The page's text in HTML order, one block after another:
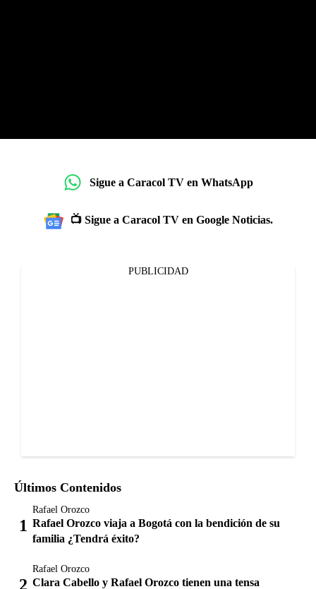
Sigue a Caracol TV en WhatsApp
📺 Sigue a Caracol TV en Google Noticias.
PUBLICIDAD
Últimos Contenidos
Rafael Orozco
Rafael Orozco viaja a Bogotá con la bendición de su
familia ¿Tendrá éxito?
Rafael Orozco
Clara Cabello y Rafael Orozco tienen una tensa